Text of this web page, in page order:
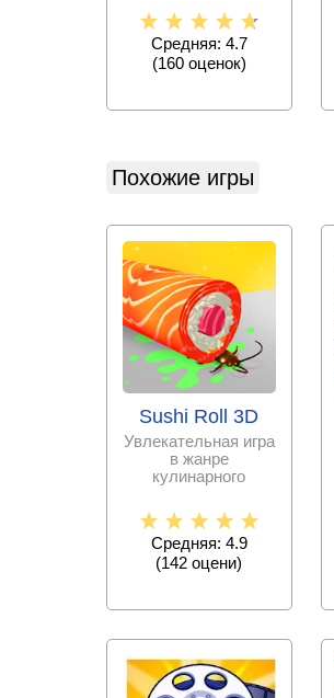
задачи с
пошаговыми
Средняя: 4.7
(160оценок)
Похожие игры
Sushi Roll 3D
Увлекательная игра
в жанре
кулинарного
вам предстоит
выступить в
Средняя: 4.9
(142 оцени)